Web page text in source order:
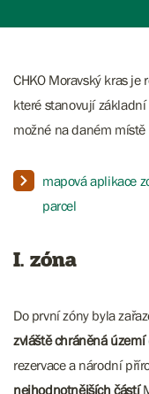
CHKO Moravský kras je
které stanovují
možné na daném místě
mapová aplikace
parcel
I. zóna
Do první zóny byla
zvláště chráněná území
rezervace a národní
nejhodnotnějších částí